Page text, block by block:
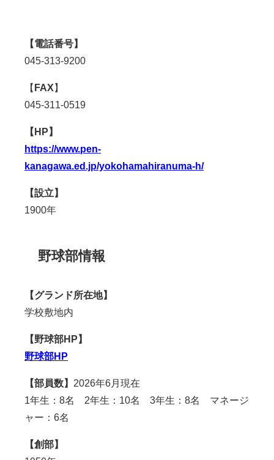
【電話番号】
045-313-9200
【 FAX 】
045-311-0519
【HP】
https://www.pen-
kanagawa.ed.jp/yokohamahiranuma-h/
【設立】
1900年
野球部情報
【グランド所在地】
学校敷地内
【野球部HP】
野球部HP
【部員数】 2026年6月現在
1年生：8名 2年生：10名 3年生：8名 マネージ
ャー：6名
【創部】